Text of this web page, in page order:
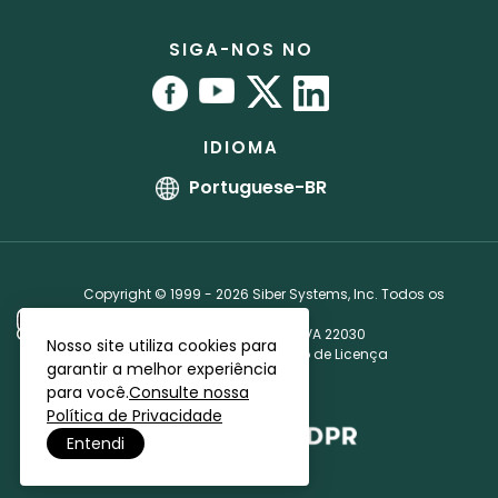
Programa de recompensa por bugs
Acordo de licença de parceiro
SIGA-NOS NO
IDIOMA
Portuguese-BR
Copyright © 1999 - 2026 Siber Systems, Inc. Todos os
direitos reservados.
3701 Pender Dr, Suite 400, Fairfax, VA 22030
Política de Privacidade ·Contrato de Licença
Nosso site utiliza cookies para
garantir a melhor experiência
para você.Consulte nossa
Política de Privacidade
Entendi